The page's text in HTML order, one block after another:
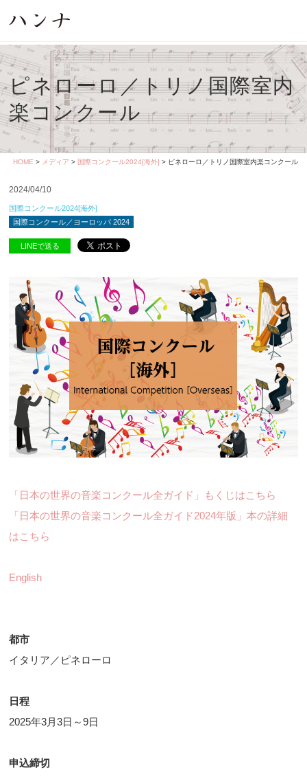
ピネローロ／トリノ国際室内
楽コンクール
HOME > メディア > 国際コンクール2024[海外] > ピネローロ／トリノ国際室内楽コンクール
2024/04/10
国際コンクール2024[海外]
国際コンクール／ヨーロッパ 2024
LINEで送る
「日本の世界の音楽コンクール全ガイド」もくじはこちら
「日本の世界の音楽コンクール全ガイド2024年版」本の詳細
はこちら
English
都市
イタリア／ピネローロ
日程
2025年3月3日～9日
申込締切